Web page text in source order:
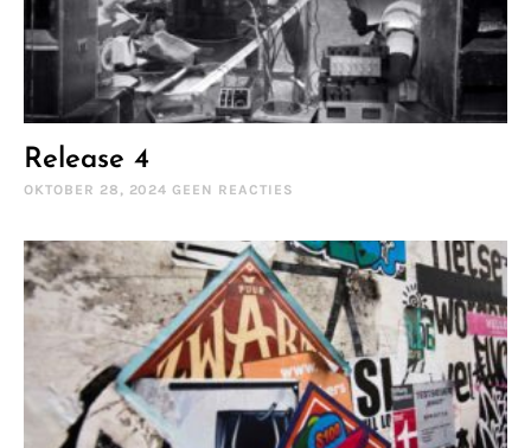
Release 4
OKTOBER 28, 2024GEEN REACTIES